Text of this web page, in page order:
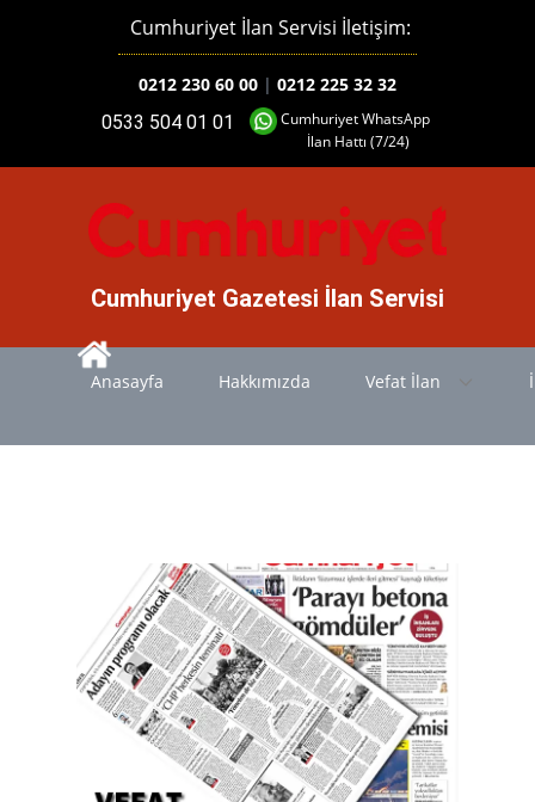
Cumhuriyet WhatsApp
İlan Hattı (7/24)
0533 504 01 01
Cumhuriyet İlan Servisi İletişim:
0212 230 60 00 | 0212 225 32 32
Cumhuriyet Gazetesi İlan Servisi
Anasayfa Hakkımızda Vefat İlan